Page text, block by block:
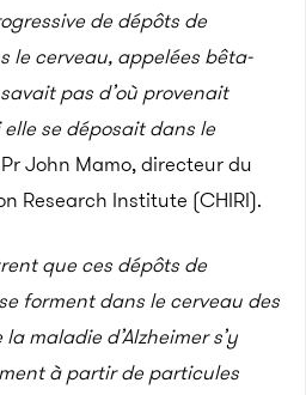
de dépôts de
le cerveau, appelées bêta-
pas d’où provenait
se déposait dans le
John Mamo, directeur du
Research Institute (CHIRI).
que ces dépôts de
forment dans le cerveau des
maladie d’Alzheimer s’y
à partir de particules